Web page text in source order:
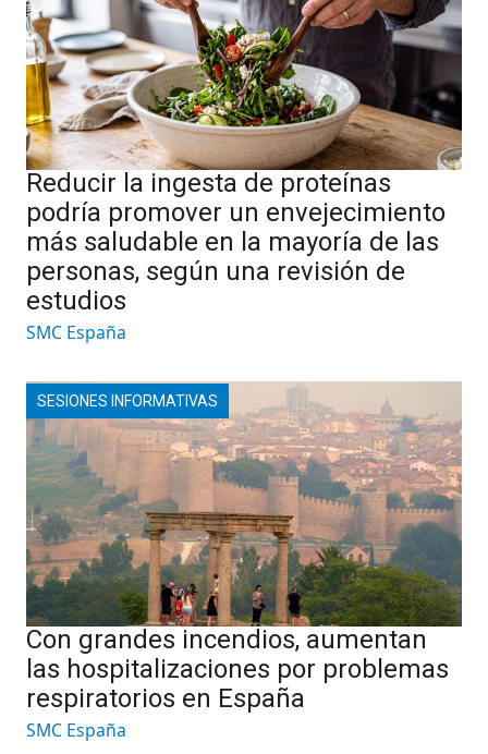
Reducir la ingesta de proteínas
podría promover un envejecimiento
más saludable en la mayoría de las
personas, según una revisión de
estudios
SMC España
SESIONES INFORMATIVAS
Con grandes incendios, aumentan
las hospitalizaciones por problemas
respiratorios en España
SMC España